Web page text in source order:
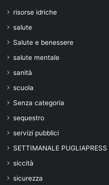
risorse idriche
salute
Salute e benessere
salute mentale
sanità
scuola
Senza categoria
sequestro
servizi pubblici
SETTIMANALE PUGLIAPRESS
siccità
sicurezza